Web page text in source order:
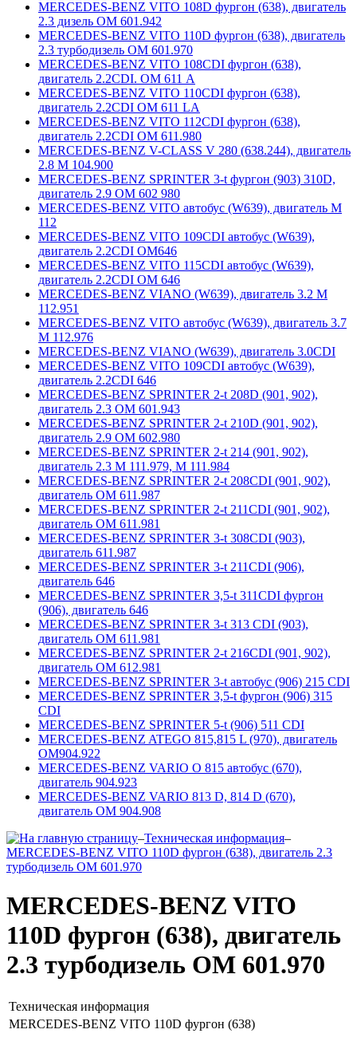
MERCEDES-BENZ VITO 108D фургон (638), двигатель
2.3 дизель ОМ 601.942
MERCEDES-BENZ VITO 110D фургон (638), двигатель
2.3 турбодизель ОМ 601.970
MERCEDES-BENZ VITO 108CDI фургон (638),
двигатель 2.2CDI. ОМ 611 А
MERCEDES-BENZ VITO 110CDI фургон (638),
двигатель 2.2CDI ОМ 611 LA
MERCEDES-BENZ VITO 112CDI фургон (638),
двигатель 2.2CDI ОМ 611.980
MERCEDES-BENZ V-CLASS V 280 (638.244), двигатель
2.8 М 104.900
MERCEDES-BENZ SPRINTER 3-t фургон (903) 310D,
двигатель 2.9 ОМ 602 980
MERCEDES-BENZ VITO автобус (W639), двигатель М
112
MERCEDES-BENZ VITO 109CDI автобус (W639),
двигатель 2.2CDI ОМ646
MERCEDES-BENZ VITO 115CDI автобус (W639),
двигатель 2.2CDI ОМ 646
MERCEDES-BENZ VIANO (W639), двигатель 3.2 М
112.951
MERCEDES-BENZ VITO автобус (W639), двигатель 3.7
М 112.976
MERCEDES-BENZ VIANO (W639), двигатель 3.0CDI
MERCEDES-BENZ VITO 109CDI автобус (W639),
двигатель 2.2CDI 646
MERCEDES-BENZ SPRINTER 2-t 208D (901, 902),
двигатель 2.3 ОМ 601.943
MERCEDES-BENZ SPRINTER 2-t 210D (901, 902),
двигатель 2.9 ОМ 602.980
MERCEDES-BENZ SPRINTER 2-t 214 (901, 902),
двигатель 2.3 М 111.979, М 111.984
MERCEDES-BENZ SPRINTER 2-t 208CDI (901, 902),
двигатель ОМ 611.987
MERCEDES-BENZ SPRINTER 2-t 211CDI (901, 902),
двигатель ОМ 611.981
MERCEDES-BENZ SPRINTER 3-t 308CDI (903),
двигатель 611.987
MERCEDES-BENZ SPRINTER 3-t 211CDI (906),
двигатель 646
MERCEDES-BENZ SPRINTER 3,5-t 311CDI фургон
(906), двигатель 646
MERCEDES-BENZ SPRINTER 3-t 313 CDI (903),
двигатель ОМ 611.981
MERCEDES-BENZ SPRINTER 2-t 216CDI (901, 902),
двигатель ОМ 612.981
MERCEDES-BENZ SPRINTER 3-t автобус (906) 215 CDI
MERCEDES-BENZ SPRINTER 3,5-t фургон (906) 315
CDI
MERCEDES-BENZ SPRINTER 5-t (906) 511 CDI
MERCEDES-BENZ ATEGO 815,815 L (970), двигатель
ОМ904.922
MERCEDES-BENZ VARIO O 815 автобус (670),
двигатель 904.923
MERCEDES-BENZ VARIO 813 D, 814 D (670),
двигатель ОМ 904.908
–Техническая информация–
MERCEDES-BENZ VITO 110D фургон (638), двигатель 2.3
турбодизель ОМ 601.970
MERCEDES-BENZ VITO
110D фургон (638), двигатель
2.3 турбодизель ОМ 601.970
Техническая информация
MERCEDES-BENZ VITO 110D фургон (638)